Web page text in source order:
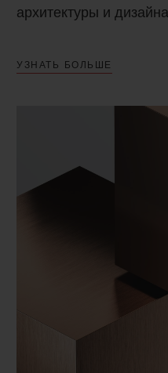
архитектуры и
УЗНАТЬ БОЛЬШЕ